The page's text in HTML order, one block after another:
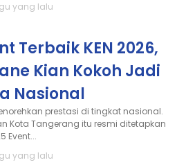
yang lalu
Terbaik KEN 2026,
Kian Kokoh Jadi
Nasional
prestasi di tingkat nasional.
Kota Tangerang itu resmi ditetapkan
Event...
yang lalu